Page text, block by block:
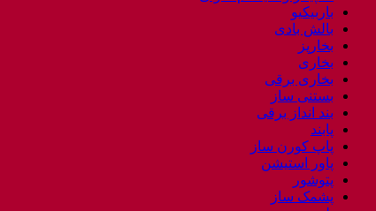
باربیکیو
بالش بادی
بخارپز
بخاری
بخاری برقی
بستنی ساز
بند انداز برقی
پابند
پاپ کورن ساز
پاور استیشن
پتوشور
پشمک ساز